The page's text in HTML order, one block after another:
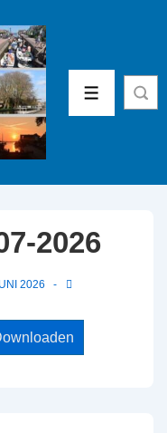
MENU
2026
2026